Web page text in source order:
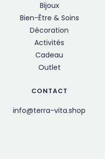
Bijoux
Bien-Être & Soins
Décoration
Activités
Cadeau
Outlet
CONTACT
info@terra-vita.shop